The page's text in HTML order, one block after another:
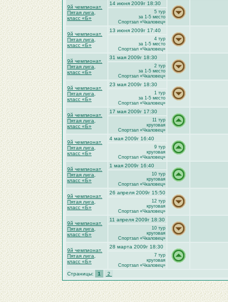
9й чемпионат.
Пятая лига,
класс «Б»
14 июня 2009г 18:30
5 тур
за 1-5 место
Спортзал «Чкаловец»
9й чемпионат.
Пятая лига,
класс «Б»
13 июня 2009г 17:40
4 тур
за 1-5 место
Спортзал «Чкаловец»
9й чемпионат.
Пятая лига,
класс «Б»
31 мая 2009г 18:30
2 тур
за 1-5 место
Спортзал «Чкаловец»
9й чемпионат.
Пятая лига,
класс «Б»
23 мая 2009г 18:30
1 тур
за 1-5 место
Спортзал «Чкаловец»
9й чемпионат.
Пятая лига,
класс «Б»
17 мая 2009г 17:30
11 тур
круговая
Спортзал «Чкаловец»
9й чемпионат.
Пятая лига,
класс «Б»
4 мая 2009г 16:40
9 тур
круговая
Спортзал «Чкаловец»
9й чемпионат.
Пятая лига,
класс «Б»
1 мая 2009г 16:40
10 тур
круговая
Спортзал «Чкаловец»
9й чемпионат.
Пятая лига,
класс «Б»
26 апреля 2009г 15:50
12 тур
круговая
Спортзал «Чкаловец»
9й чемпионат.
Пятая лига,
класс «Б»
11 апреля 2009г 18:30
10 тур
круговая
Спортзал «Чкаловец»
9й чемпионат.
Пятая лига,
класс «Б»
28 марта 2009г 18:30
7 тур
круговая
Спортзал «Чкаловец»
Страницы: 1 2